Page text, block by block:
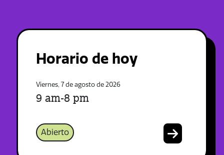
Horario de hoy
Viernes, 7 de agosto de 2026
9 am-8 pm
Abierto